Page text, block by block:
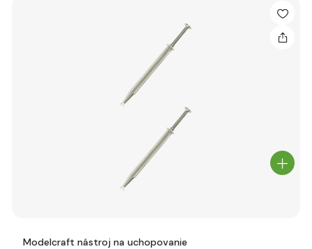
Modelcraft nástroj na uchopovanie